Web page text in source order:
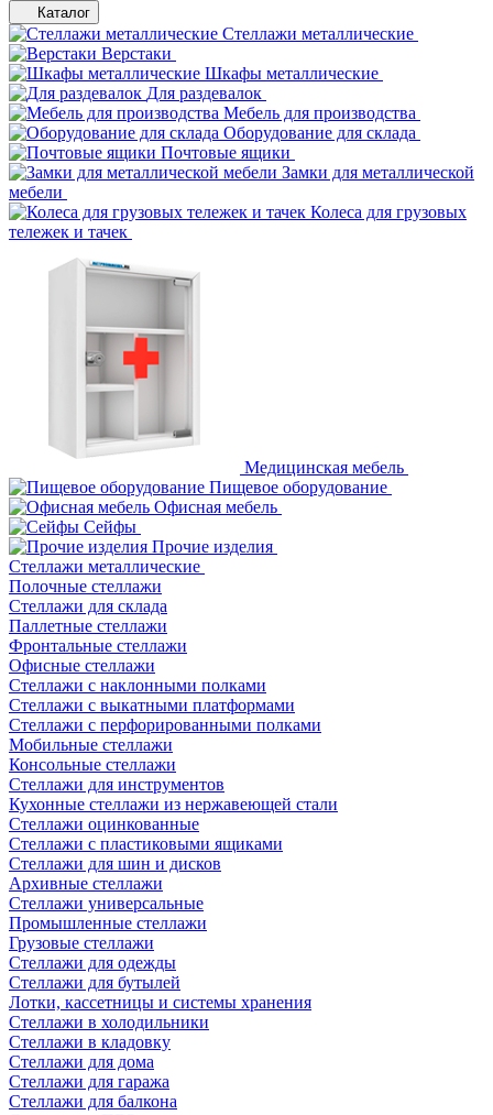
Каталог
Стеллажи металлические
Верстаки
Шкафы металлические
Для раздевалок
Мебель для производства
Оборудование для склада
Почтовые ящики
Замки для металлической
мебели
Колеса для грузовых
тележек и тачек
Медицинская мебель
Пищевое оборудование
Офисная мебель
Сейфы
Прочие изделия
Стеллажи металлические
Полочные стеллажи
Стеллажи для склада
Паллетные стеллажи
Фронтальные стеллажи
Офисные стеллажи
Стеллажи с наклонными полками
Стеллажи с выкатными платформами
Стеллажи с перфорированными полками
Мобильные стеллажи
Консольные стеллажи
Стеллажи для инструментов
Кухонные стеллажи из нержавеющей стали
Стеллажи оцинкованные
Стеллажи с пластиковыми ящиками
Стеллажи для шин и дисков
Архивные стеллажи
Стеллажи универсальные
Промышленные стеллажи
Грузовые стеллажи
Стеллажи для одежды
Стеллажи для бутылей
Лотки, кассетницы и системы хранения
Стеллажи в холодильники
Стеллажи в кладовку
Стеллажи для дома
Стеллажи для гаража
Стеллажи для балкона